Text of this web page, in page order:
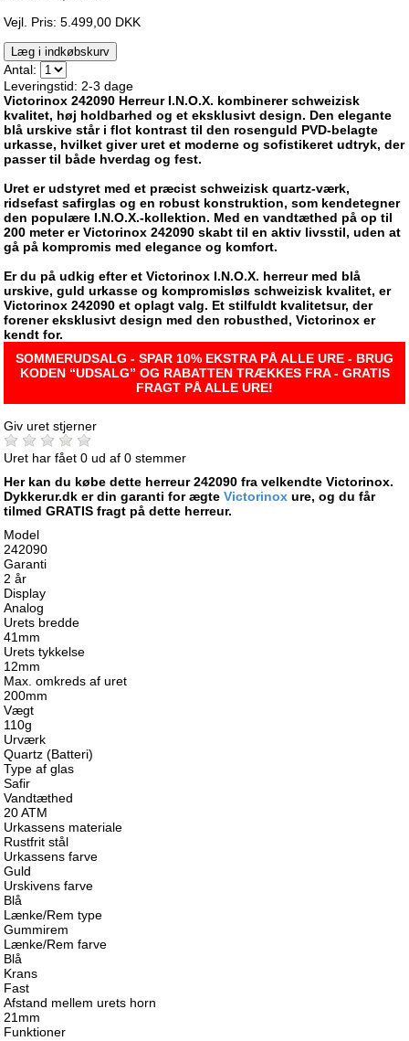
Vejl. Pris: 5.499,00 DKK
Læg i indkøbskurv
Antal:
Leveringstid: 2-3 dage
Victorinox 242090 Herreur I.N.O.X. kombinerer schweizisk
kvalitet, høj holdbarhed og et eksklusivt design. Den elegante
blå urskive står i flot kontrast til den rosenguld PVD-belagte
urkasse, hvilket giver uret et moderne og sofistikeret udtryk, der
passer til både hverdag og fest.
Uret er udstyret med et præcist schweizisk quartz-værk,
ridsefast safirglas og en robust konstruktion, som kendetegner
den populære I.N.O.X.-kollektion. Med en vandtæthed på op til
200 meter er Victorinox 242090 skabt til en aktiv livsstil, uden at
gå på kompromis med elegance og komfort.
Er du på udkig efter et Victorinox I.N.O.X. herreur med blå
urskive, guld urkasse og kompromisløs schweizisk kvalitet, er
Victorinox 242090 et oplagt valg. Et stilfuldt kvalitetsur, der
forener eksklusivt design med den robusthed, Victorinox er
kendt for.
SOMMERUDSALG - SPAR 10% EKSTRA PÅ ALLE URE - BRUG
KODEN “UDSALG” OG RABATTEN TRÆKKES FRA - GRATIS
FRAGT PÅ ALLE URE!
Giv uret stjerner
Uret har fået 0 ud af 0 stemmer
Her kan du købe dette herreur 242090 fra velkendte Victorinox.
Dykkerur.dk er din garanti for ægte Victorinox ure, og du får
tilmed GRATIS fragt på dette herreur.
Model
242090
Garanti
2 år
Display
Analog
Urets bredde
41mm
Urets tykkelse
12mm
Max. omkreds af uret
200mm
Vægt
110g
Urværk
Quartz (Batteri)
Type af glas
Safir
Vandtæthed
20 ATM
Urkassens materiale
Rustfrit stål
Urkassens farve
Guld
Urskivens farve
Blå
Lænke/Rem type
Gummirem
Lænke/Rem farve
Blå
Krans
Fast
Afstand mellem urets horn
21mm
Funktioner